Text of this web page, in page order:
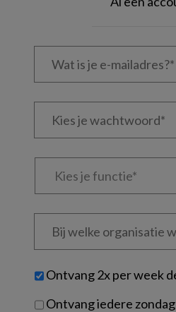
Wat
Kies
Kies
Bij
welke
je?
Untitled
Ontvang 2x per week
Ontvang iedere